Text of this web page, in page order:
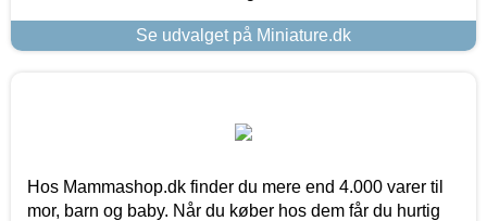
Se udvalget på Miniature.dk
Hos Mammashop.dk finder du mere end 4.000 varer til
mor, barn og baby. Når du køber hos dem får du hurtig